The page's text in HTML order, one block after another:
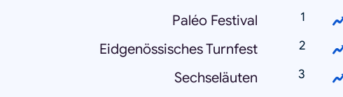
Paléo Festival
Eidgenössisches Turnfest
Sechseläuten